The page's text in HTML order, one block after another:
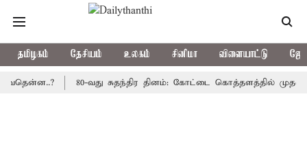
தமிழகம் தேசியம் உலகம் சினிமா விளையாட்டு
80-வது சுதந்திர தினம்: கோட்டை கொத்தளத்தில் முதல்